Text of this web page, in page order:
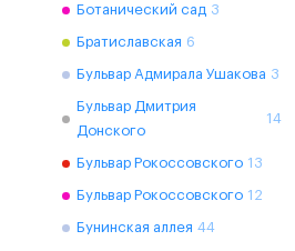
Ботанический сад 3
Братиславская 6
Бульвар Адмирала Ушакова 3
Бульвар Дмитрия
Донского
14
Бульвар Рокоссовского 13
Бульвар Рокоссовского 12
Бунинская аллея 44